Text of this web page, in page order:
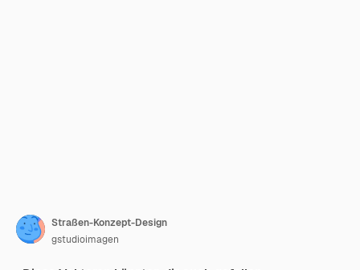
Straßen-Konzept-Design
gstudioimagen